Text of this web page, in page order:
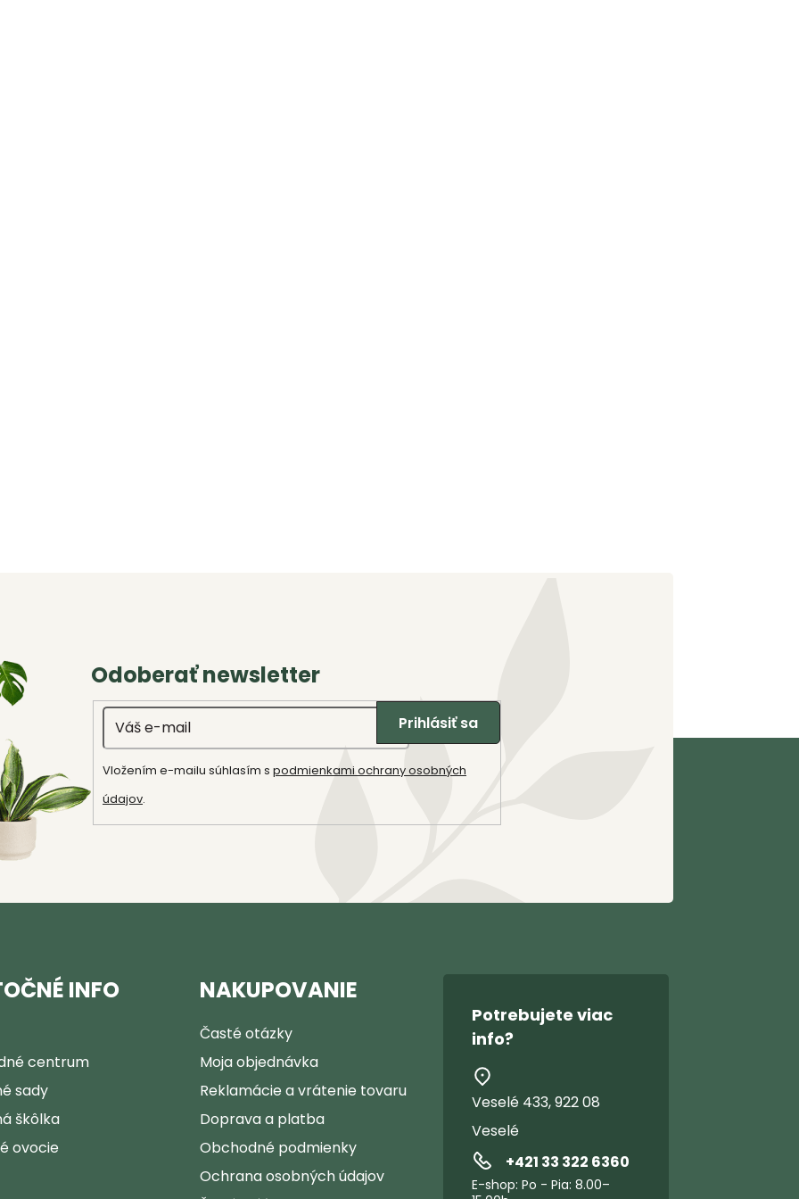
p
r
v
y
v
p
Odoberať newsletter
Email
Vložením e-mailu súhlasím s podmienkami ochrany osobných
údajov.
Prihlásiť sa
INFO
centrum
sady
škôlka
ovocie
NAKUPOVANIE
Časté otázky
Moja objednávka
Reklamácie a vrátenie tovaru
Doprava a platba
Obchodné podmienky
Ochrana osobných údajov
Potrebujete viac
info?
Veselé 433, 922 08
Veselé
+421 33 322 6360